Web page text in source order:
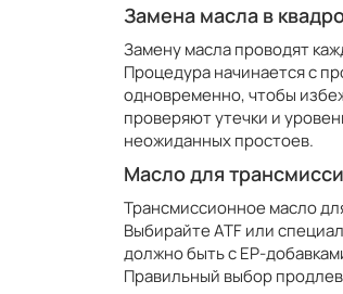
Замена масла в
Замену масла проводят
Процедура начинается с
одновременно, чтобы
проверяют утечки и
неожиданных простоев.
Масло для
Трансмиссионное масло
Выбирайте ATF или
должно быть с EP-
Правильный выбор